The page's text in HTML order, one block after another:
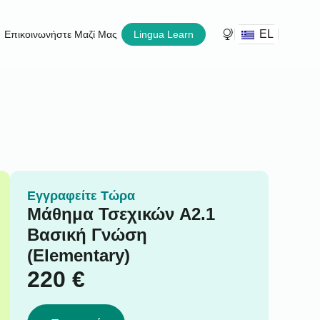
Επικοινωνήστε Μαζί Μας Lingua Learn EL
Εγγραφείτε Τώρα
Μάθημα Τσεχικών A2.1
Βασική Γνώση
(Elementary)
220 €